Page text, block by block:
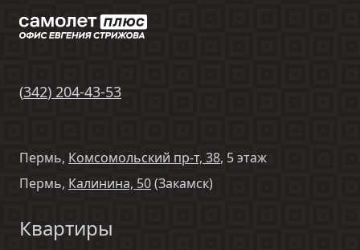
(342) 204-43-53
Пермь, Комсомольский пр-т, 38, 5 этаж
Пермь, Калинина, 50(Закамск)
Квартиры